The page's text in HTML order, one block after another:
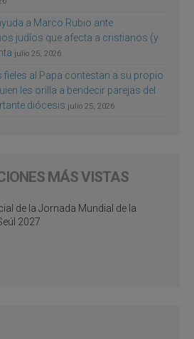
a Marco Rubio ante
judíos que afecta a cristianos (y
julio 25, 2026
fieles al Papa contestan a su propio
les orilla a bendecir parejas del
diócesis julio 25, 2026
MÁS VISTAS
de la Jornada Mundial de la
2027